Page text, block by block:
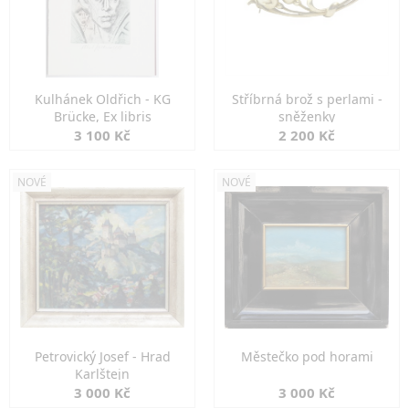
Kulhánek Oldřich - KG
Brücke, Ex libris
3 100 Kč
Stříbrná brož s perlami -
sněženky
2 200 Kč
NOVÉ
Petrovický Josef - Hrad
Karlštejn
3 000 Kč
NOVÉ
Městečko pod horami
3 000 Kč